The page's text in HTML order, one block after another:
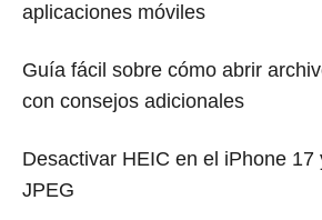
aplicaciones móviles
Guía fácil sobre cómo abrir
con consejos adicionales
Desactivar HEIC en el iPhone 17
JPEG